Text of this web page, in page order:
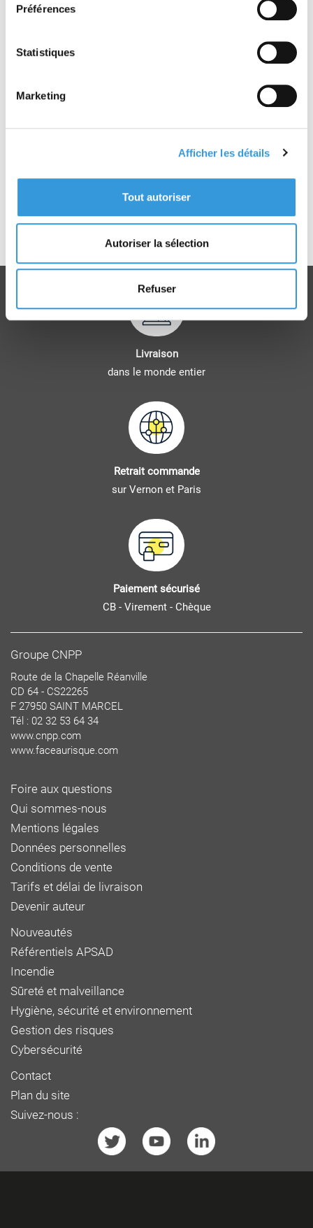
Préférences
Statistiques
Marketing
Afficher les détails
Tout autoriser
Autoriser la sélection
Refuser
propose des solutions pour éviter d'en arriver là.
à appliquer par chacun d’entre nous.
possibilité de lecture hors-ligne.
Les vidéos proposées à la vente par CNPP sont
produites dans un objectif pédagogique, sur nos
formateurs. La réalisation et la production sont
confiées à des professionnels, avec un rendu
sonore et visuel utilisables en salle de formation.
sous leur contrôle.
Livraison
dans le monde entier
Retrait commande
sur Vernon et Paris
Paiement sécurisé
CB - Virement - Chèque
Groupe CNPP
Route de la Chapelle Réanville
CD 64 - CS22265
F 27950 SAINT MARCEL
Tél : 02 32 53 64 34
www.cnpp.com
www.faceaurisque.com
Foire aux questions
Qui sommes-nous
Mentions légales
Données personnelles
Conditions de vente
Tarifs et délai de livraison
Devenir auteur
Nouveautés
Référentiels APSAD
Incendie
Sûreté et malveillance
Hygiène, sécurité et environnement
Gestion des risques
Cybersécurité
Contact
Plan du site
Suivez-nous :